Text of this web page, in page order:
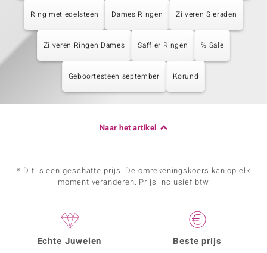
Ring met edelsteen Dames Ringen Zilveren Sieraden
Zilveren Ringen Dames Saffier Ringen % Sale
Geboortesteen september Korund
Naar het artikel
* Dit is een geschatte prijs. De omrekeningskoers kan op elk
moment veranderen. Prijs inclusief btw
Echte Juwelen Beste prijs